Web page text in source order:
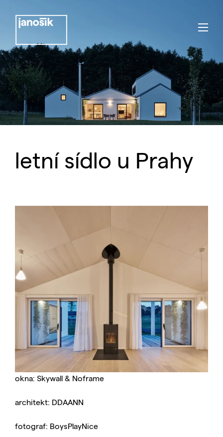
letní sídlo u Prahy
okna: Skywall & Noframe
architekt: DDAANN
fotograf: BoysPlayNice